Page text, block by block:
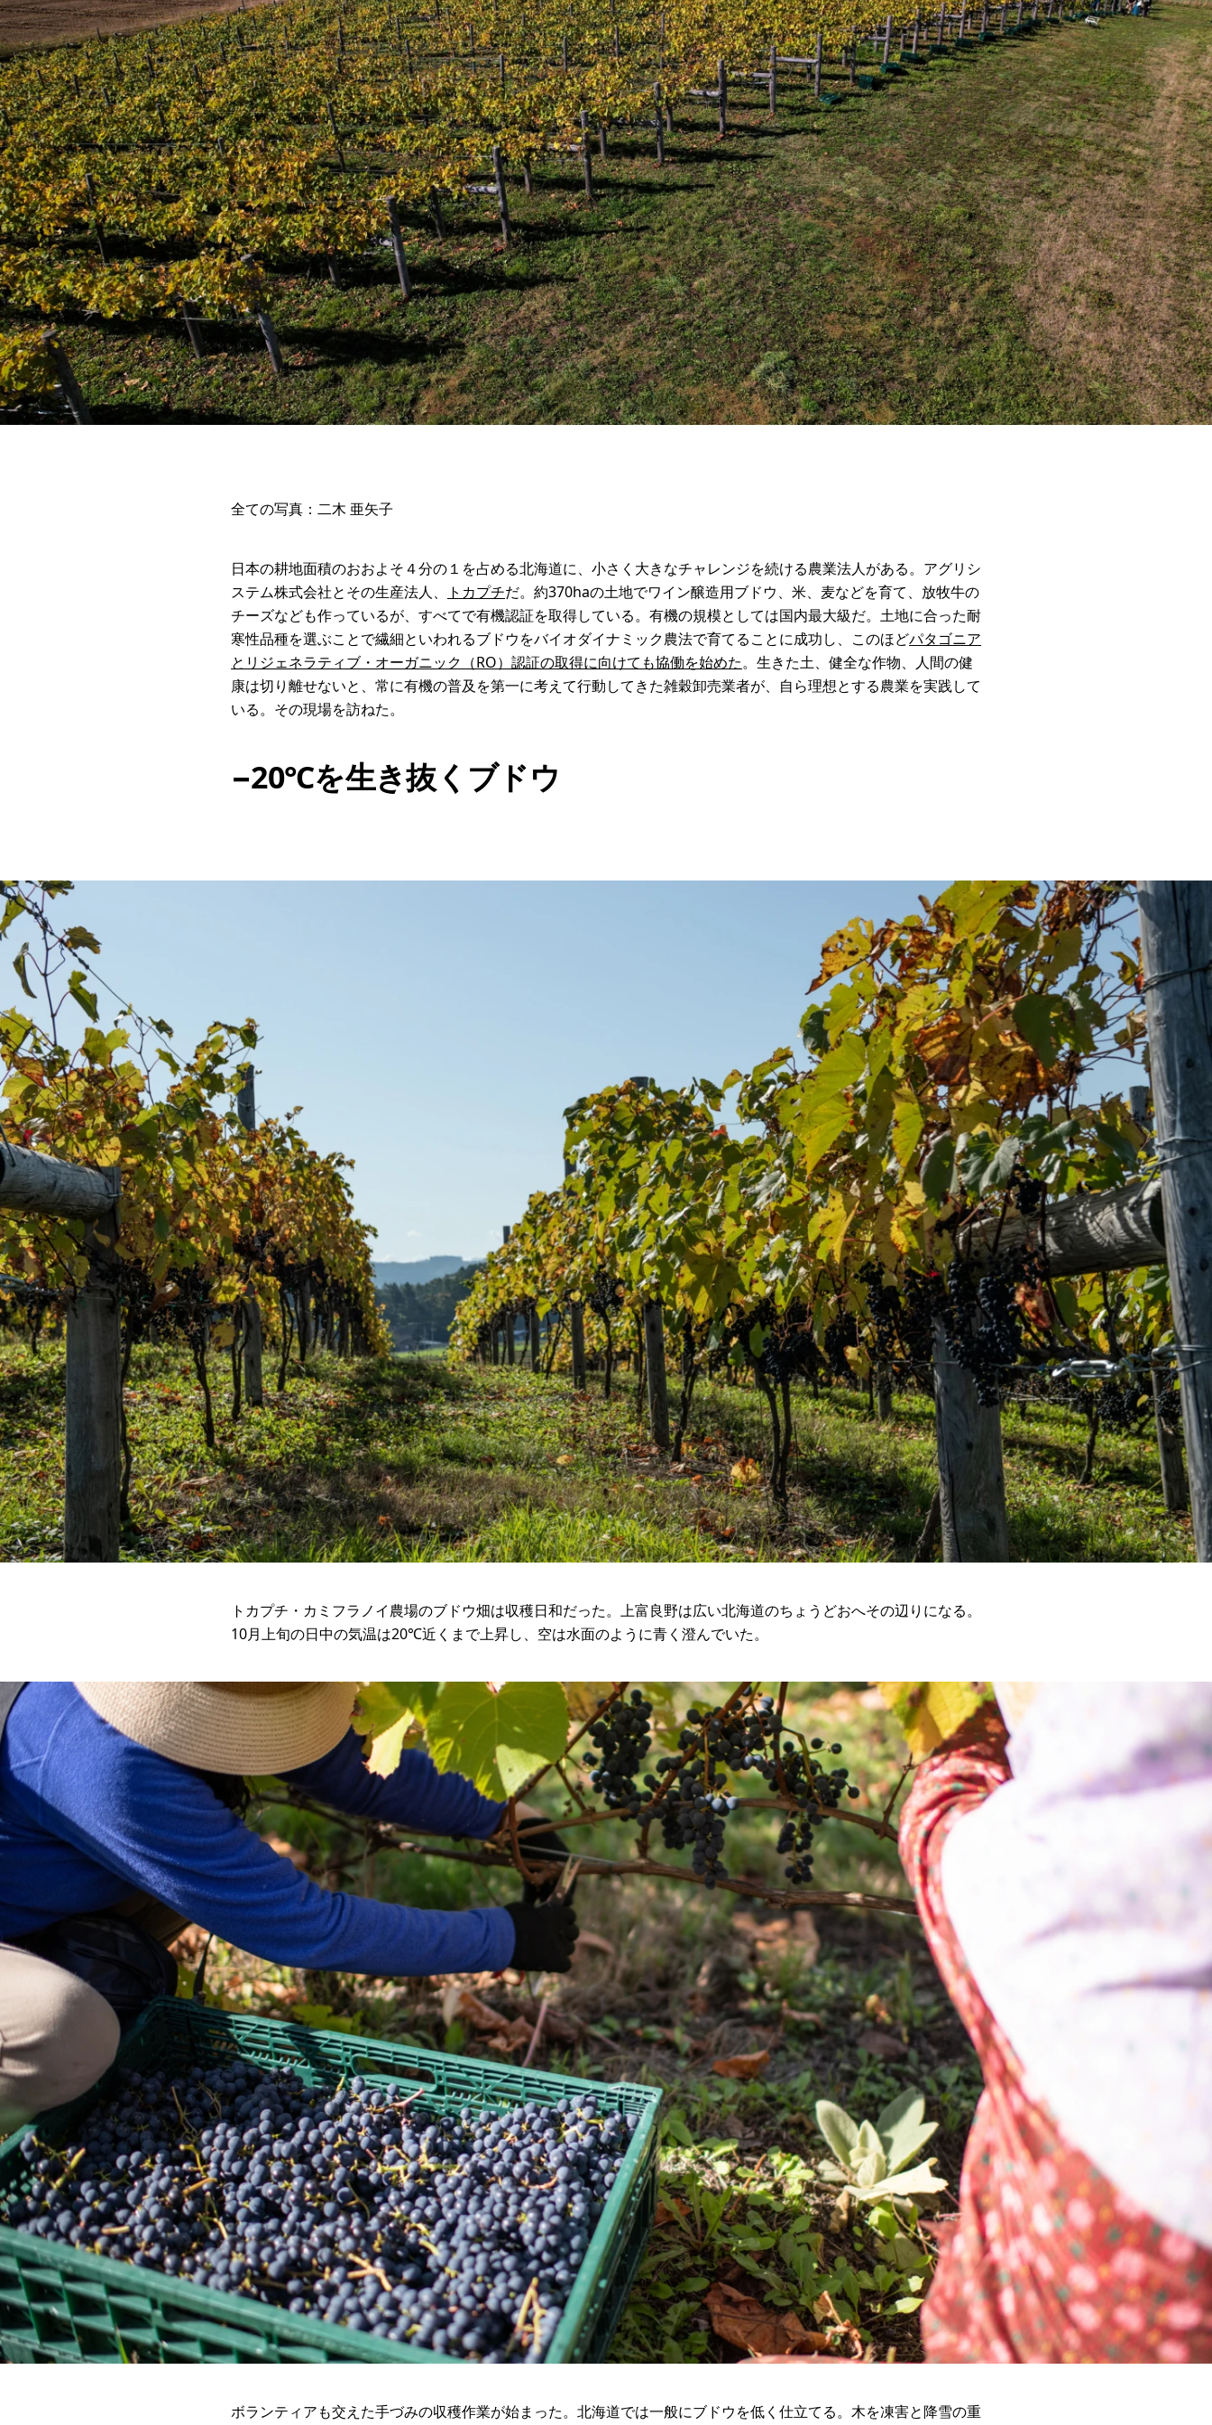
全ての写真：二木 亜矢子
日本の耕地面積のおおよそ４分の１を占める北海道に、小さく大きなチャレンジを続ける農業法人がある。アグリシ
ステム株式会社とその生産法人、
トカプチだ。約370haの土地でワイン醸造用ブドウ、米、麦などを育て、放牧牛の
チーズなども作っているが、すべてで有機認証を取得している。有機の規模としては国内最大級だ。土地に合った耐
寒性品種を選ぶことで繊細といわれるブドウをバイオダイナミック農法で育てることに成功し、このほどパタゴニア
とリジェネラティブ・オーガニック（RO）認証の取得に向けても協働を始めた。生きた土、健全な作物、人間の健
康は切り離せないと、常に有機の普及を第一に考えて行動してきた雑穀卸売業者が、自ら理想とする農業を実践して
いる。その現場を訪ねた。
−20℃を生き抜くブドウ
トカプチ・カミフラノイ農場のブドウ畑は収穫日和だった。上富良野は広い北海道のちょうどおへその辺りになる。
10月上旬の日中の気温は20℃近くまで上昇し、空は水面のように青く澄んでいた。
ボランティアも交えた手づみの収穫作業が始まった。北海道では一般にブドウを低く仕立てる。木を凍害と降雪の重